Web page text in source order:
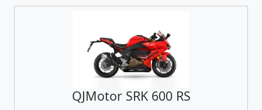
QJMotor SRK 600 RS